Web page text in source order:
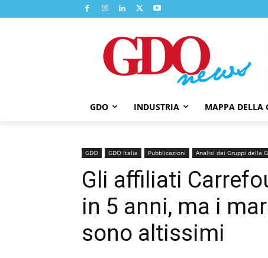
GDO INDUSTRIA MAPPA DELLA
GDO GDO Italia Pubblicazioni Analisi dei Gruppi della
Gli affiliati
in 5 anni, ma i
sono altissimi